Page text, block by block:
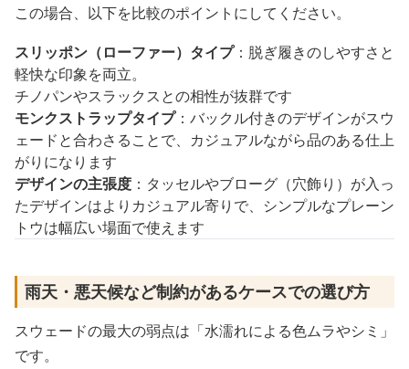
この場合、以下を比較のポイントにしてください。
スリッポン（ローファー）タイプ：脱ぎ履きのしやすさと
軽快な印象を両立。
チノパンやスラックスとの相性が抜群です
モンクストラップタイプ：バックル付きのデザインがスウ
ェードと合わさることで、カジュアルながら品のある仕上
がりになります
デザインの主張度 ：タッセルやブローグ（穴飾り）が入っ
たデザインはよりカジュアル寄りで、シンプルなプレーン
トウは幅広い場面で使えます
雨天・悪天候など制約があるケースでの選び方
スウェードの最大の弱点は「水濡れによる色ムラやシミ」
です。